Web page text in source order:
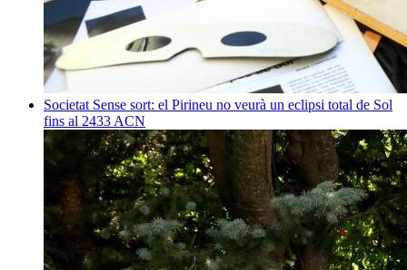
Societat Sense sort: el Pirineu no veurà un eclipsi total de Sol
fins al 2433 ACN